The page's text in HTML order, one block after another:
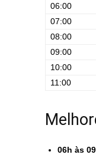
06:00
07:00
08:00
09:00
10:00
11:00
06h às